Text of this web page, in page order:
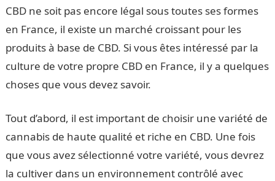
CBD ne soit pas encore légal sous toutes ses formes
en France, il existe un marché croissant pour les
produits à base de CBD. Si vous êtes intéressé par la
culture de votre propre CBD en France, il y a quelques
choses que vous devez savoir.
Tout d’abord, il est important de choisir une variété de
cannabis de haute qualité et riche en CBD. Une fois
que vous avez sélectionné votre variété, vous devrez
la cultiver dans un environnement contrôlé avec